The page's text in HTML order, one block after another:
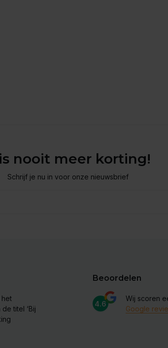
nooit meer korting!
Schrijf je nu in voor onze nieuwsbrief
het
titel ‘Bij
Beoordelen
4.6
Wij scoren
Google